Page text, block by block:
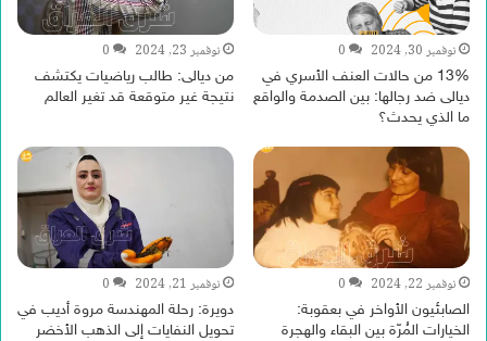
نوفمبر 30, 2024 0
13% من حالات العنف الأسري في
ديالى ضد رجالها: بين الصدمة والواقع
ما الذي يحدث؟
نوفمبر 23, 2024 0
من ديالى: طالب رياضيات يكتشف
نتيجة غير متوقعة قد تغير العالم
نوفمبر 22, 2024 0
الصابئيون الأواخر في بعقوبة:
الخيارات المُرّة بين البقاء والهجرة
نوفمبر 21, 2024 0
دويرة: رحلة المهندسة مروة أديب في
تحويل النفايات إلى الذهب الأخضر